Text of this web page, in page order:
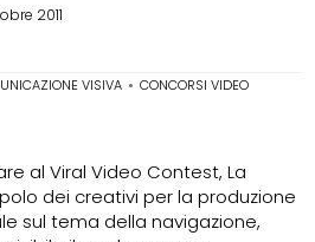
2011
VISIVA • CONCORSI VIDEO
al Viral Video Contest, La
dei creativi per la produzione
sul tema della navigazione,